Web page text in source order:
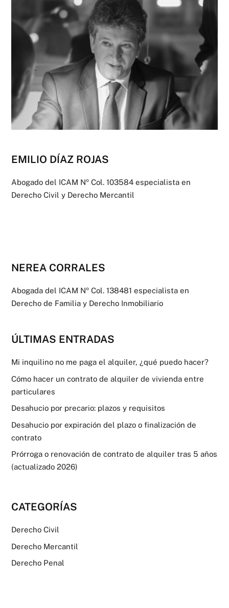
EMILIO DÍAZ ROJAS
Abogado del ICAM Nº Col. 103584 especialista en
Derecho Civil y Derecho Mercantil
NEREA CORRALES
Abogada del ICAM Nº Col. 138481 especialista en
Derecho de Familia y Derecho Inmobiliario
ÚLTIMAS ENTRADAS
Mi inquilino no me paga el alquiler, ¿qué puedo hacer?
Cómo hacer un contrato de alquiler de vivienda entre
particulares
Desahucio por precario: plazos y requisitos
Desahucio por expiración del plazo o finalización de
contrato
Prórroga o renovación de contrato de alquiler tras 5 años
(actualizado 2026)
CATEGORÍAS
Derecho Civil
Derecho Mercantil
Derecho Penal